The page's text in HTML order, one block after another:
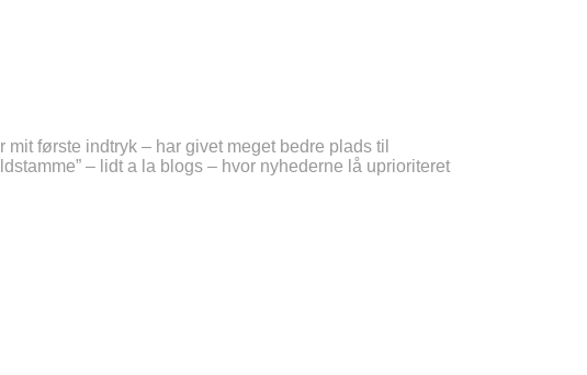
første indtryk – har givet meget bedre plads til
– lidt a la blogs – hvor nyhederne lå uprioriteret